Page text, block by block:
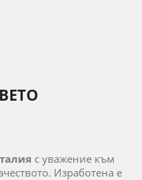
с уважение към
Изработена е